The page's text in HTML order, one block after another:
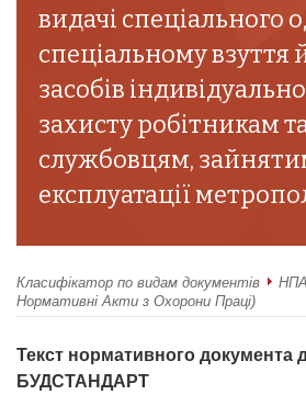
видачі спеціального
спеціальному взуття
засобів
захисту робітникам
службовцям,
експлуатації
Класифікатор по видам документів
Нормативні Акти з Охорони Праці)
Текст нормативного документа
БУДСТАНДАРТ